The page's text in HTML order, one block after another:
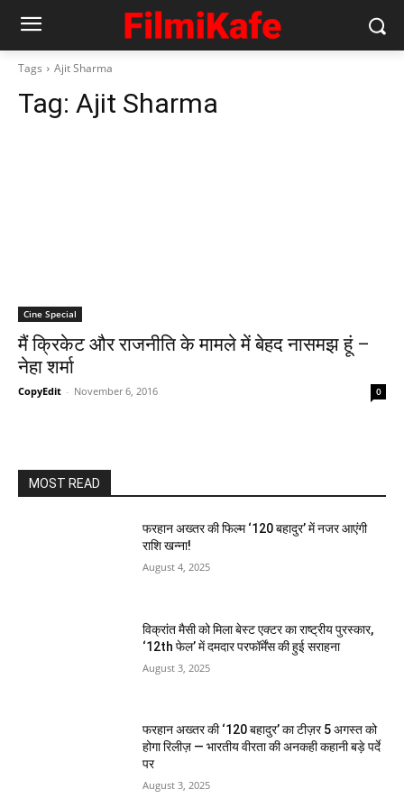
Tags Ajit Sharma
Tag: Ajit Sharma
Cine Special
मैं क्रिकेट और राजनीति के मामले में बेहद नासमझ हूं –
नेहा शर्मा
CopyEdit - November 6, 2016 0
MOST READ
फरहान अख्तर की फिल्म ‘120 बहादुर’ में नजर आएंगी
राशि खन्ना!
August 4, 2025
विक्रांत मैसी को मिला बेस्ट एक्टर का राष्ट्रीय पुरस्कार,
‘12th फेल’ में दमदार परफॉर्मेंस की हुई सराहना
August 3, 2025
फरहान अख्तर की ‘120 बहादुर’ का टीज़र 5 अगस्त को
होगा रिलीज़ — भारतीय वीरता की अनकही कहानी बड़े पर्दे
पर
August 3, 2025